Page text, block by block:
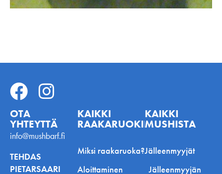
OTA
YHTEYTTÄ
info@mushbarf.fi
TEHDAS
PIETARSAARI
KAIKKI
RAAKARUOKINNASTA
Miksi raakaruoka?
Aloittaminen
KAIKKI
MUSHISTA
Jälleenmyyjät
Jälleenmyyjän